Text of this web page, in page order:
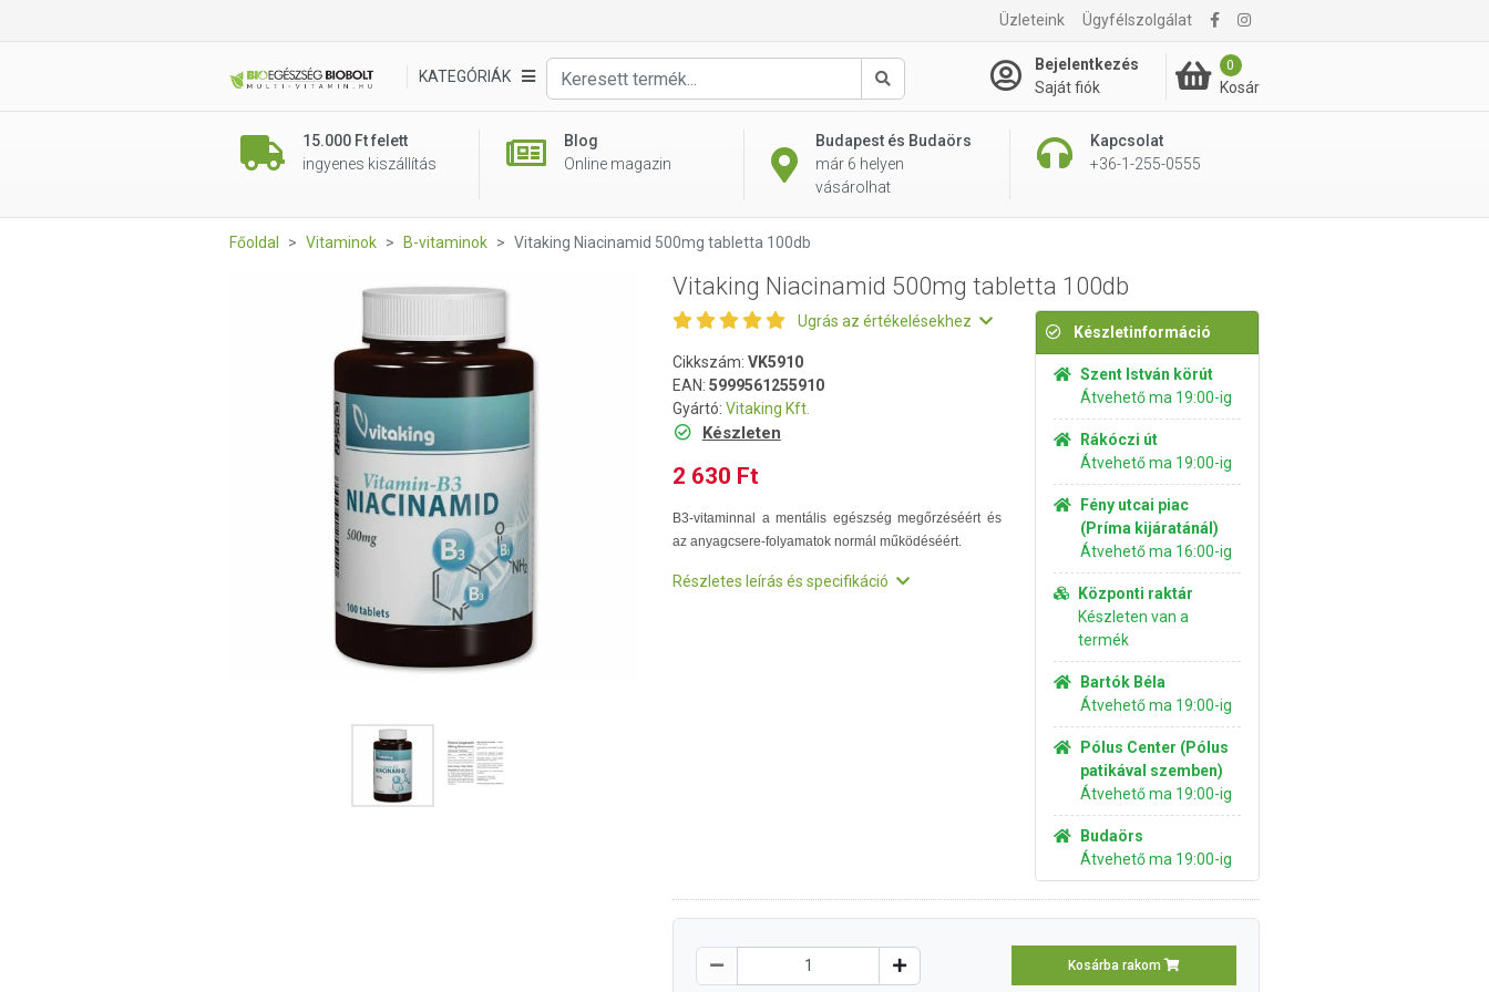
Üzleteink Ügyfélszolgálat
KATEGÓRIÁK
Keresés
Bejelentkezés
Saját fiók
0
Kosár
15.000 Ft felett
ingyenes kiszállítás
Blog
Online magazin
Budapest és Budaörs
már 6 helyen
vásárolhat
Kapcsolat
+36-1-255-0555
2 630 Ft Kosárba rakom
Főoldal Vitaminok B-vitaminok Vitaking Niacinamid 500mg tabletta 100db
Vitaking Niacinamid 500mg tabletta 100db
Ugrás az értékelésekhez
Cikkszám: VK5910
EAN: 5999561255910
Gyártó: Vitaking Kft.
Készleten
2 630 Ft
B3-vitaminnal a mentális egészség megőrzéséért és
az anyagcsere-folyamatok normál működéséért.
Részletes leírás és specifikáció
Készletinformáció
Szent István körút
Átvehető ma 19:00-ig
Rákóczi út
Átvehető ma 19:00-ig
Fény utcai piac
(Príma kijáratánál)
Átvehető ma 16:00-ig
Központi raktár
Készleten van a
termék
Bartók Béla
Átvehető ma 19:00-ig
Pólus Center (Pólus
patikával szemben)
Átvehető ma 19:00-ig
Budaörs
Átvehető ma 19:00-ig
Kosárba rakom